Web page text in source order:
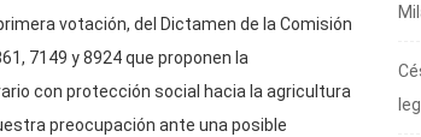
votación, del Dictamen de la Comisión
7149 y 8924 que proponen la
con protección social hacia la agricultura
preocupación ante una posible